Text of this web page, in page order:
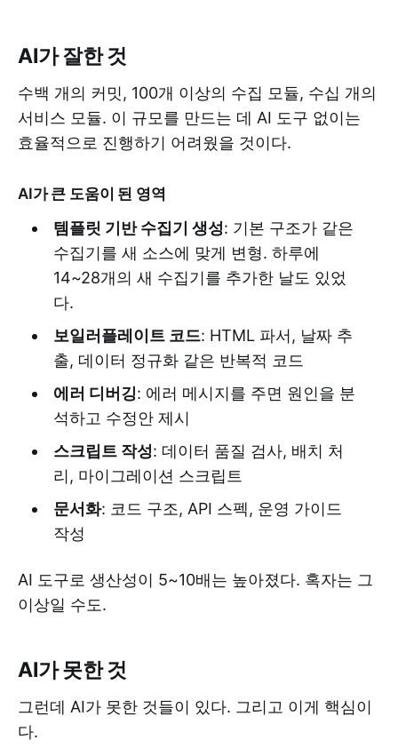
AI가 잘한 것
수백 개의 커밋, 100개 이상의 수집 모듈, 수십 개의
서비스 모듈. 이 규모를 만드는 데 AI 도구 없이는
효율적으로 진행하기 어려웠을 것이다.
AI가 큰 도움이 된 영역
템플릿 기반 수집기 생성: 기본 구조가 같은
수집기를 새 소스에 맞게 변형. 하루에
14~28개의 새 수집기를 추가한 날도 있었
다.
보일러플레이트 코드: HTML 파서, 날짜 추
출, 데이터 정규화 같은 반복적 코드
에러 디버깅: 에러 메시지를 주면 원인을 분
석하고 수정안 제시
스크립트 작성: 데이터 품질 검사, 배치 처
리, 마이그레이션 스크립트
문서화: 코드 구조, API 스펙, 운영 가이드
작성
AI 도구로 생산성이 5~10배는 높아졌다. 혹자는 그
이상일 수도.
AI가 못한 것
그런데 AI가 못한 것들이 있다. 그리고 이게 핵심이
다.